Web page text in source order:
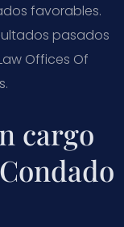
favorables.
pasados
Offices Of
cargo